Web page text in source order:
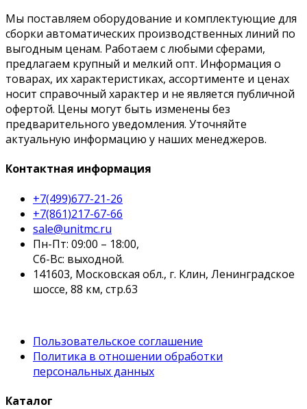
Мы поставляем оборудование и комплектующие для
сборки автоматических производственных линий по
выгодным ценам. Работаем с любыми сферами,
предлагаем крупный и мелкий опт. Информация о
товарах, их характеристиках, ассортименте и ценах
носит справочный характер и не является публичной
офертой. Цены могут быть изменены без
предварительного уведомления. Уточняйте
актуальную информацию у наших менеджеров.
Контактная информация
+7(499)677-21-26
+7(861)217-67-66
sale@unitmc.ru
Пн-Пт: 09:00 – 18:00,
Сб-Вс: выходной.
141603, Московская обл., г. Клин, Ленинградское
шоссе, 88 км, стр.63
Пользовательское соглашение
Политика в отношении обработки
персональных данных
Каталог